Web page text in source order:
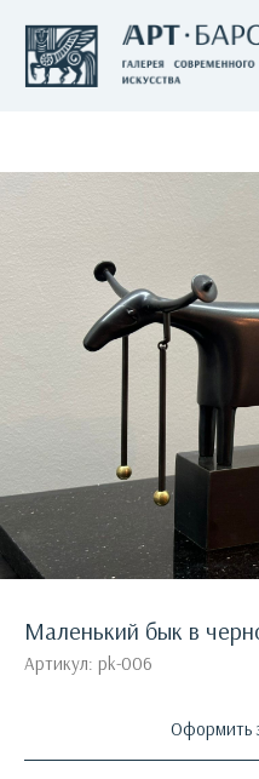
Маленький бык в
Артикул: pk-006
Оформить